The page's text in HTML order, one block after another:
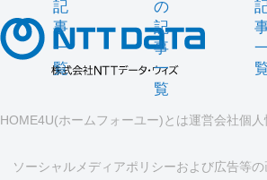
記
事
一
覧
の
記
事
一
覧
HOME4U(ホームフォーユー)とは運営会社個人
ソーシャルメディアポリシーおよび広告等